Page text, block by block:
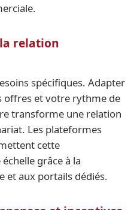
relation
spécifiques. Adapter
et votre rythme de
transforme une relation
Les plateformes
cette
grâce à la
et aux portails dédiés.